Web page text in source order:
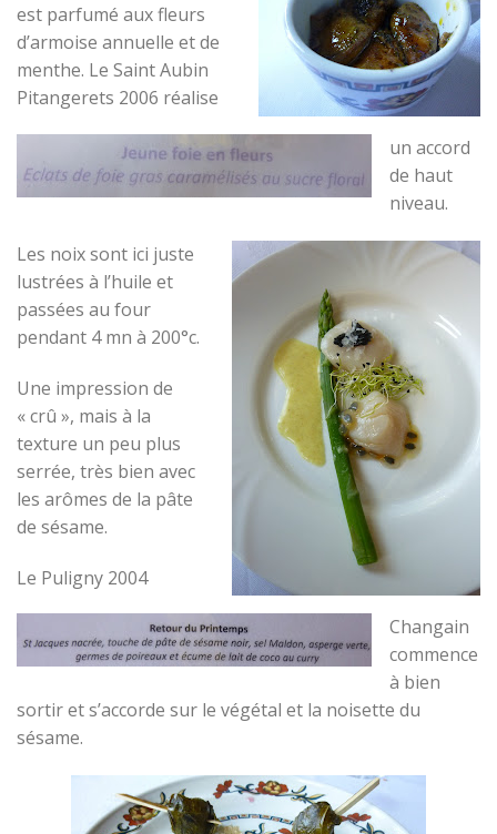
est parfumé aux fleurs
d’armoise annuelle et de
menthe. Le Saint Aubin
Pitangerets 2006 réalise
un accord
de haut
niveau.
Les noix sont ici juste
lustrées à l’huile et
passées au four
pendant 4 mn à 200°c.
Une impression de
« crû », mais à la
texture un peu plus
serrée, très bien avec
les arômes de la pâte
de sésame.
Le Puligny 2004
Changain
commence
à bien
sortir et s’accorde sur le végétal et la noisette du
sésame.